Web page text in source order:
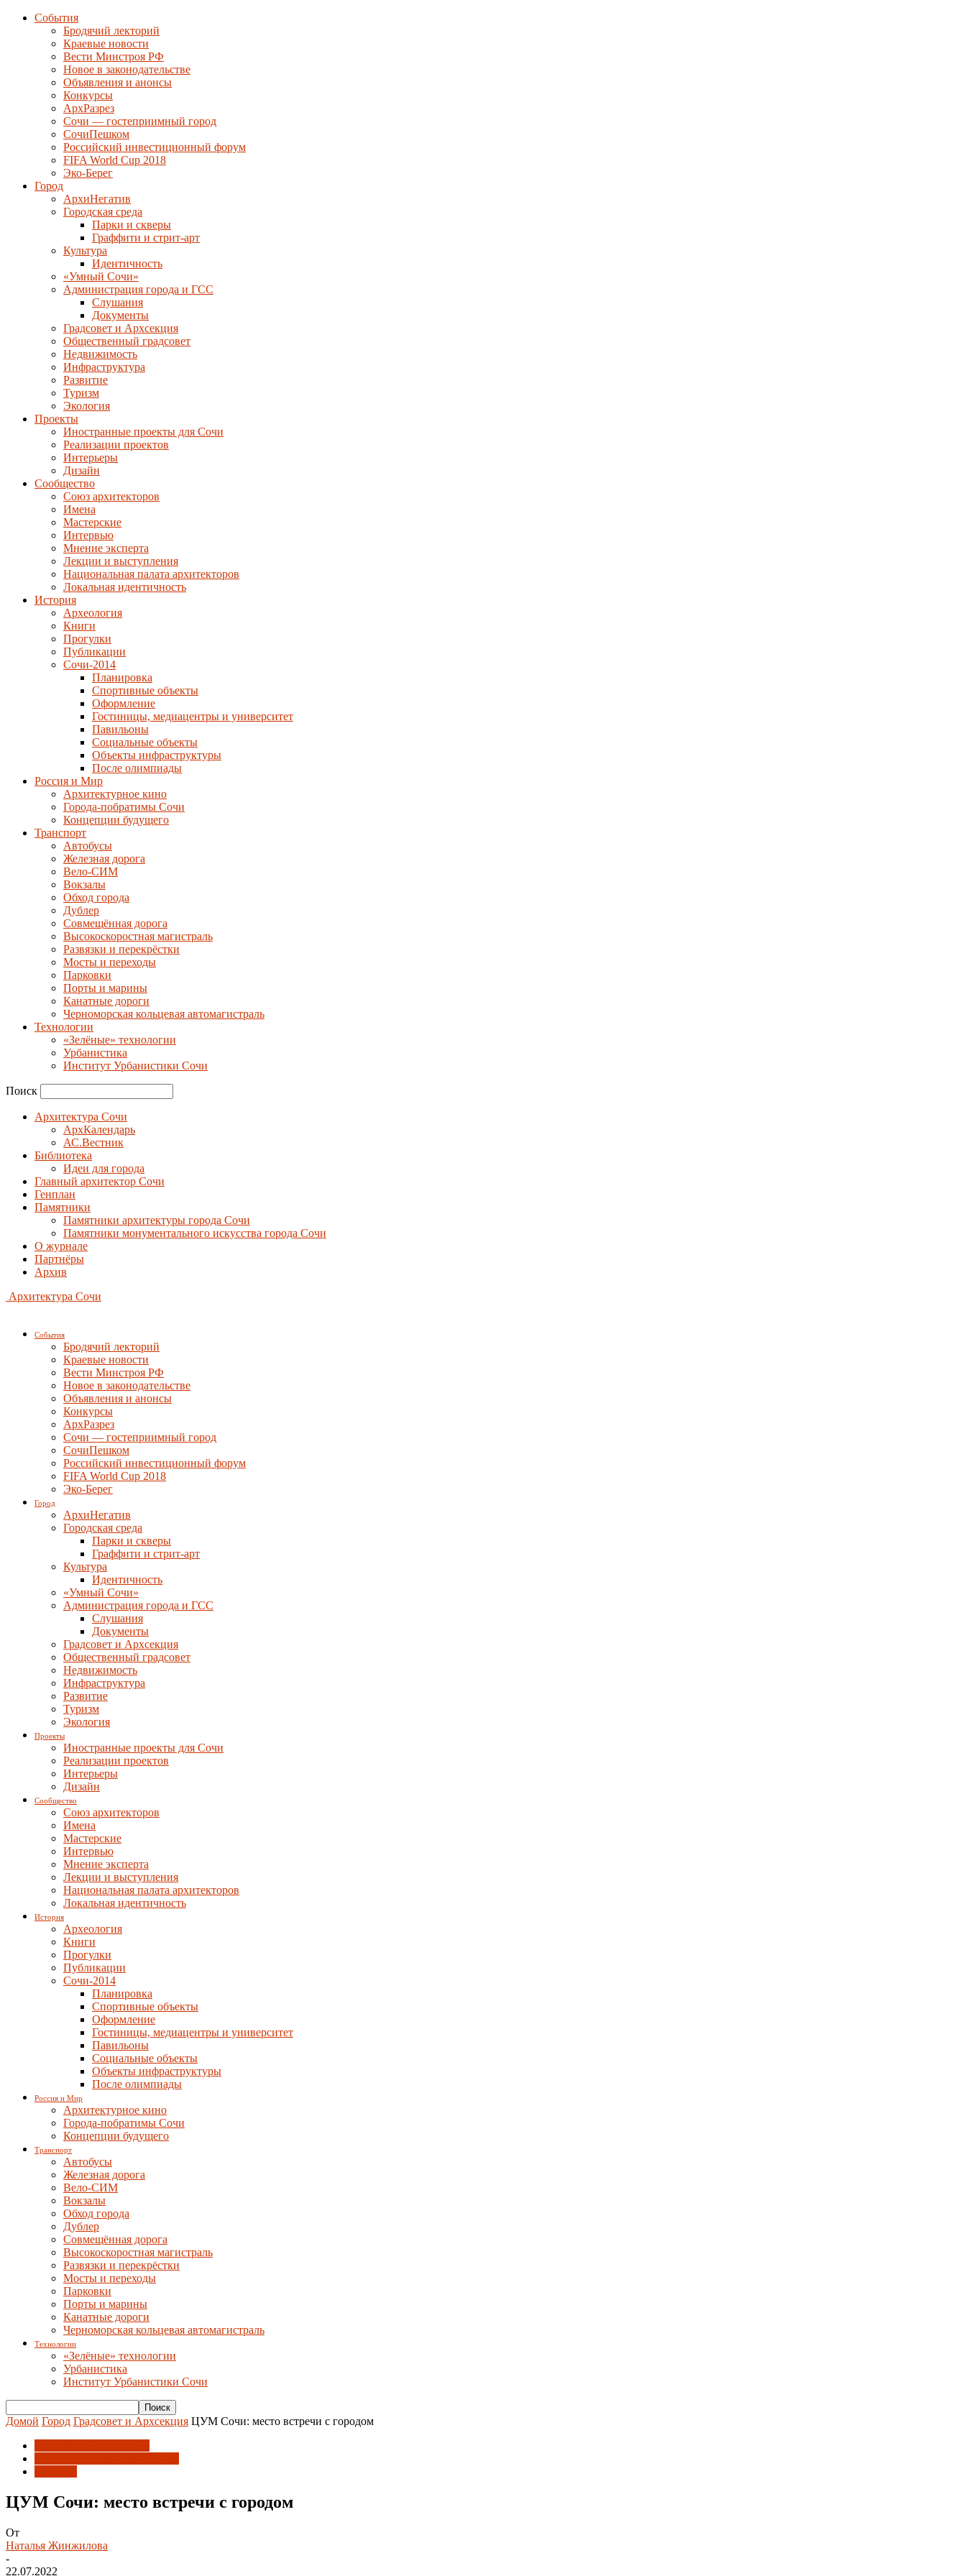
События
Бродячий лекторий
Краевые новости
Вести Минстроя РФ
Новое в законодательстве
Объявления и анонсы
Конкурсы
АрхРазрез
Сочи — гостеприимный город
СочиПешком
Российский инвестиционный форум
FIFA World Cup 2018
Эко-Берег
Город
АрхиНегатив
Городская среда
Парки и скверы
Граффити и стрит-арт
Культура
Идентичность
«Умный Сочи»
Администрация города и ГСС
Слушания
Документы
Градсовет и Архсекция
Общественный градсовет
Недвижимость
Инфраструктура
Развитие
Туризм
Экология
Проекты
Иностранные проекты для Сочи
Реализации проектов
Интерьеры
Дизайн
Сообщество
Союз архитекторов
Имена
Мастерские
Интервью
Мнение эксперта
Лекции и выступления
Национальная палата архитекторов
Локальная идентичность
История
Археология
Книги
Прогулки
Публикации
Сочи-2014
Планировка
Спортивные объекты
Оформление
Гостиницы, медиацентры и университет
Павильоны
Социальные объекты
Объекты инфраструктуры
После олимпиады
Россия и Мир
Архитектурное кино
Города-побратимы Сочи
Концепции будущего
Транспорт
Автобусы
Железная дорога
Вело-СИМ
Вокзалы
Обход города
Дублер
Совмещённая дорога
Высокоскоростная магистраль
Развязки и перекрёстки
Мосты и переходы
Парковки
Порты и марины
Канатные дороги
Черноморская кольцевая автомагистраль
Технологии
«Зелёные» технологии
Урбанистика
Институт Урбанистики Сочи
Поиск
Архитектура Сочи
АрхКалендарь
АС.Вестник
Библиотека
Идеи для города
Главный архитектор Сочи
Генплан
Памятники
Памятники архитектуры города Сочи
Памятники монументального искусства города Сочи
О журнале
Партнёры
Архив
Архитектура Сочи
События
Бродячий лекторий
Краевые новости
Вести Минстроя РФ
Новое в законодательстве
Объявления и анонсы
Конкурсы
АрхРазрез
Сочи — гостеприимный город
СочиПешком
Российский инвестиционный форум
FIFA World Cup 2018
Эко-Берег
Город
АрхиНегатив
Городская среда
Парки и скверы
Граффити и стрит-арт
Культура
Идентичность
«Умный Сочи»
Администрация города и ГСС
Слушания
Документы
Градсовет и Архсекция
Общественный градсовет
Недвижимость
Инфраструктура
Развитие
Туризм
Экология
Проекты
Иностранные проекты для Сочи
Реализации проектов
Интерьеры
Дизайн
Сообщество
Союз архитекторов
Имена
Мастерские
Интервью
Мнение эксперта
Лекции и выступления
Национальная палата архитекторов
Локальная идентичность
История
Археология
Книги
Прогулки
Публикации
Сочи-2014
Планировка
Спортивные объекты
Оформление
Гостиницы, медиацентры и университет
Павильоны
Социальные объекты
Объекты инфраструктуры
После олимпиады
Россия и Мир
Архитектурное кино
Города-побратимы Сочи
Концепции будущего
Транспорт
Автобусы
Железная дорога
Вело-СИМ
Вокзалы
Обход города
Дублер
Совмещённая дорога
Высокоскоростная магистраль
Развязки и перекрёстки
Мосты и переходы
Парковки
Порты и марины
Канатные дороги
Черноморская кольцевая автомагистраль
Технологии
«Зелёные» технологии
Урбанистика
Институт Урбанистики Сочи
Домой Город Градсовет и Архсекция ЦУМ Сочи: место встречи с городом
ЦУМ Сочи: место встречи с городом
От
Наталья Жинжилова
-
22.07.2022